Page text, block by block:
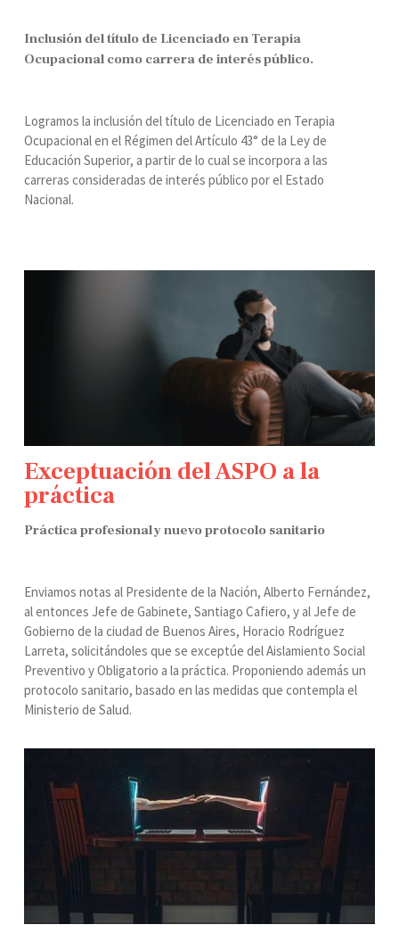
Inclusión del título de Licenciado en Terapia
Ocupacional como carrera de interés público.
Logramos la inclusión del título de Licenciado en Terapia
Ocupacional en el Régimen del Artículo 43° de la Ley de
Educación Superior, a partir de lo cual se incorpora a las
carreras consideradas de interés público por el Estado
Nacional.
Exceptuación del ASPO a la
práctica
Práctica profesional y nuevo protocolo sanitario
Enviamos notas al Presidente de la Nación, Alberto Fernández,
al entonces Jefe de Gabinete, Santiago Cafiero, y al Jefe de
Gobierno de la ciudad de Buenos Aires, Horacio Rodríguez
Larreta, solicitándoles que se exceptúe del Aislamiento Social
Preventivo y Obligatorio a la práctica. Proponiendo además un
protocolo sanitario, basado en las medidas que contempla el
Ministerio de Salud.